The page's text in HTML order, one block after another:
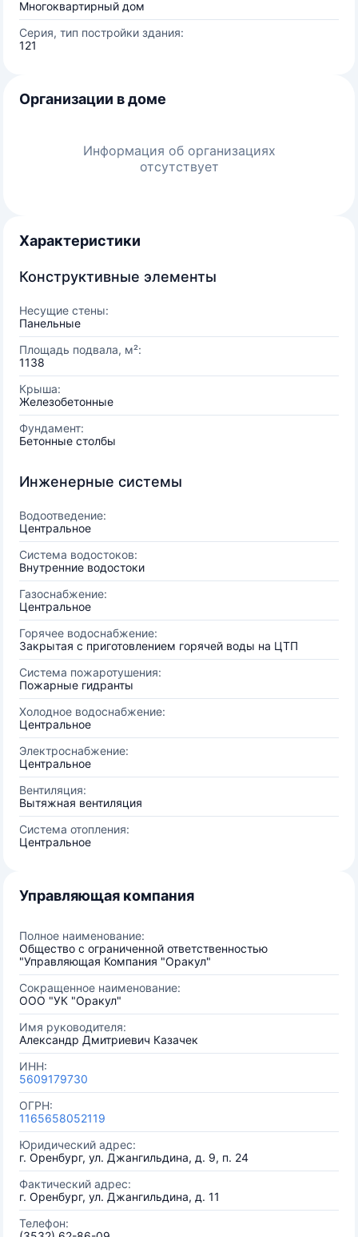
Многоквартирный дом
Серия, тип постройки здания:
121
Организации в доме
Информация об организациях
отсутствует
Характеристики
Конструктивные элементы
Несущие стены:
Панельные
Площадь подвала, м²:
1138
Крыша:
Железобетонные
Фундамент:
Бетонные столбы
Инженерные системы
Водоотведение:
Центральное
Система водостоков:
Внутренние водостоки
Газоснабжение:
Центральное
Горячее водоснабжение:
Закрытая с приготовлением горячей воды на ЦТП
Система пожаротушения:
Пожарные гидранты
Холодное водоснабжение:
Центральное
Электроснабжение:
Центральное
Вентиляция:
Вытяжная вентиляция
Система отопления:
Центральное
Управляющая компания
Полное наименование:
Общество с ограниченной ответственностью
"Управляющая Компания "Оракул"
Сокращенное наименование:
ООО "УК "Оракул"
Имя руководителя:
Александр Дмитриевич Казачек
ИНН:
5609179730
ОГРН:
1165658052119
Юридический адрес:
г. Оренбург, ул. Джангильдина, д. 9, п. 24
Фактический адрес:
г. Оренбург, ул. Джангильдина, д. 11
Телефон: